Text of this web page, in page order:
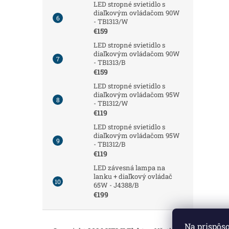
Na
LED stropné svietidlo s
diaľkovým ovládačom 90W
- TB1313/W
€159
LED stropné svietidlo s
diaľkovým ovládačom 90W
- TB1313/B
€159
LED stropné svietidlo s
diaľkovým ovládačom 95W
- TB1312/W
€119
LED stropné svietidlo s
diaľkovým ovládačom 95W
- TB1312/B
€119
LED závesná lampa na
lanku + diaľkový ovládač
65W - J4388/B
€199